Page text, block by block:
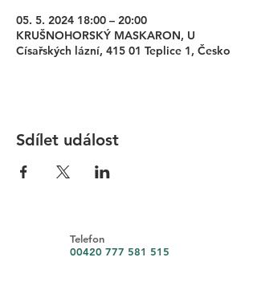
05. 5. 2024 18:00 – 20:00
KRUŠNOHORSKÝ MASKARON, U
Císařských lázní, 415 01 Teplice 1, Česko
Sdílet událost
Telefon
00420 777 581 515